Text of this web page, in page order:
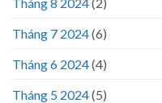
Tháng 7 2024(6)
Tháng 6 2024(4)
Tháng 5 2024(5)